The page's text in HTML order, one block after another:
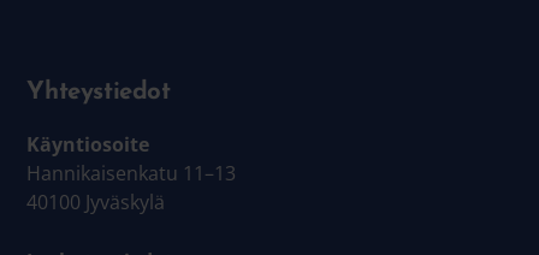
Yhteystiedot
Käyntiosoite
Hannikaisenkatu 11–13
40100 Jyväskylä